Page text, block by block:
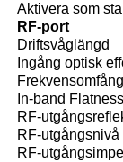
Aktivera som
RF-port
Driftsvåglängd
Ingång optisk
Frekvensomfång
In-band Flatness
RF-
RF-utgångsnivå
RF-